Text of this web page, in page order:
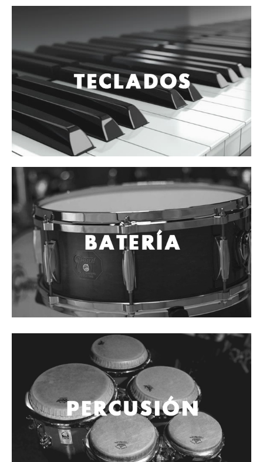
Inalámbrico diadema y solapa
Inalámbrico para instrumento
Estudio
Corro y escenario
Instalaciones
Cámara, computadora y celular
Pedestales y soportes
Cables
Audio Profesional
Columnas pasivas
Columnas activas
Amplificadores
Consolas mezcladoras
Procesadores y efectos
Monitores de estudio
Interfaz para grabación
Audífonos y monitoreo personal
Estantes y soportes
Instalaciones y publicidad
Accesorios
Controladores